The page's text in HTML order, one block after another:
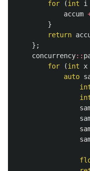
for
(int i
accum
}
return
};
concurrency::
for
(int x
auto